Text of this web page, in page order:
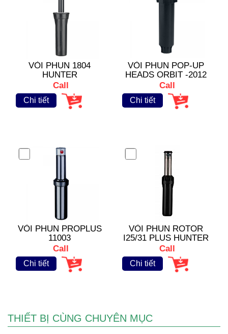
VÒI PHUN 1804
HUNTER
Call
Chi tiết
VÒI PHUN POP-UP
HEADS ORBIT -2012
Series 4
Call
Chi tiết
VÒI PHUN PROPLUS
11003
Call
Chi tiết
VÒI PHUN ROTOR
I25/31 PLUS HUNTER
Call
Chi tiết
THIẾT BỊ CÙNG CHUYÊN MỤC